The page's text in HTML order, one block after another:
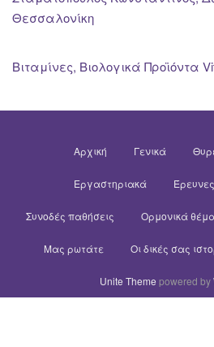
Θεσσαλονίκη
Βιταμίνες, Βιολογικά Προϊόντα
Αρχική Γενικά
Εργαστηριακά Έρευνες
Συνοδές παθήσεις Ορμονικά
Μας ρωτάτε Οι δικές σας
Unite Theme powered by